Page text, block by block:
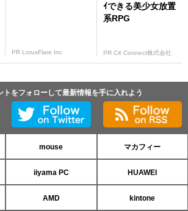
PR LotusFlare Inc
ｲできる美少女放置
系RPG
PR C4 Connect株式会社
トをフォローして最新情報を手に入れよう
mouse マカフィー
iiyama PC HUAWEI
AMD kintone